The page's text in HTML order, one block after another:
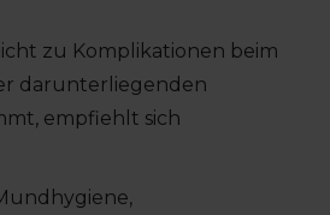
zu Komplikationen beim
darunterliegenden
empfiehlt sich